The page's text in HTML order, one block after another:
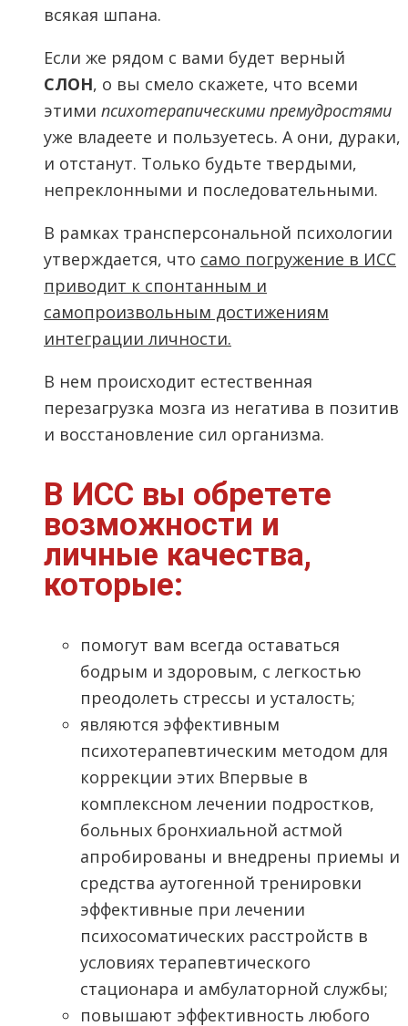
всякая шпана.
Если же рядом с вами будет верный
СЛОН, о вы смело скажете, что всеми
этими психотерапическими премудростями
уже владеете и пользуетесь. А они, дураки,
и отстанут. Только будьте твердыми,
непреклонными и последовательными.
В рамках трансперсональной психологии
утверждается, что само погружение в ИСС
приводит к спонтанным и
самопроизвольным достижениям
интеграции личности.
В нем происходит естественная
перезагрузка мозга из негатива в позитив
и восстановление сил организма.
В ИСС вы обретете
возможности и
личные качества,
которые:
помогут вам всегда оставаться
бодрым и здоровым, с легкостью
преодолеть стрессы и усталость;
являются эффективным
психотерапевтическим методом для
коррекции этих Впервые в
комплексном лечении подростков,
больных бронхиальной астмой
апробированы и внедрены приемы и
средства аутогенной тренировки
эффективные при лечении
психосоматических расстройств в
условиях терапевтического
стационара и амбулаторной службы;
повышают эффективность любого